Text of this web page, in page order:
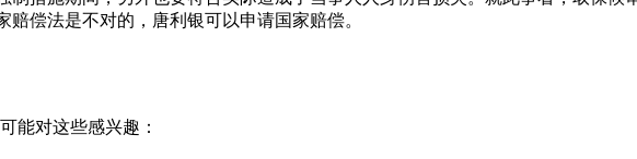
偿法是不对的，唐利银可以申请国家赔偿。
能对这些感兴趣：